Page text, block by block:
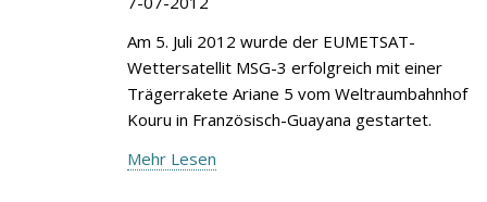
Am 5. Juli 2012 wurde der EUMETSAT-
Wettersatellit MSG-3 erfolgreich mit einer
Trägerrakete Ariane 5 vom Weltraumbahnhof
Kouru in Französisch-Guayana gestartet.
Mehr Lesen